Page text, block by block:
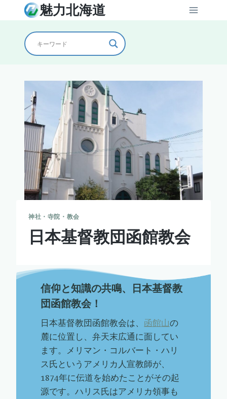
魅力北海道
神社・寺院・教会
日本基督教団函館教会
信仰と知識の共鳴、日本基督教
団函館教会！
日本基督教団函館教会は、 函館山の
麓に位置し、弁天末広通に面してい
ます。メリマン・コルバート・ハリ
ス氏というアメリカ人宣教師が、
1874年に伝道を始めたことがその起
源です。ハリス氏はアメリカ領事も